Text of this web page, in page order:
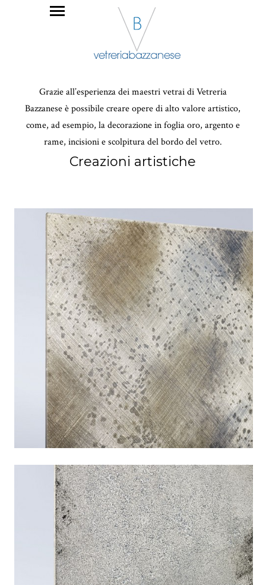
Grazie all’esperienza dei maestri vetrai di Vetreria
Bazzanese è possibile creare opere di alto valore artistico,
come, ad esempio, la decorazione in foglia oro, argento e
rame, incisioni e scolpitura del bordo del vetro.
Creazioni artistiche